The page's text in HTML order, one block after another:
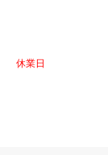
休業日